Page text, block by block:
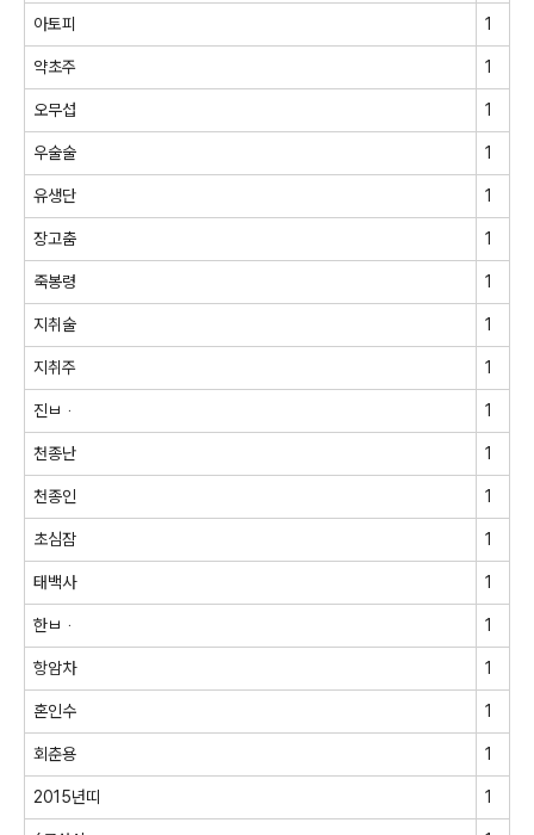
아토피 1
약초주 1
오무섭 1
우술술 1
유생단 1
장고춤 1
죽봉령 1
지취술 1
지취주 1
진ㅂᆞ 1
천종난 1
천종인 1
초심잠 1
태백사 1
한ㅂᆞ 1
항암차 1
혼인수 1
회춘용 1
2015년띠 1